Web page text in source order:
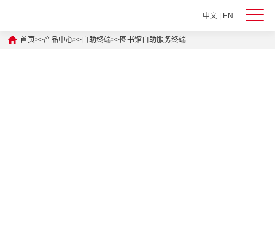
中文| EN
首页>>产品中心>>自助终端>>图书馆自助服务终端